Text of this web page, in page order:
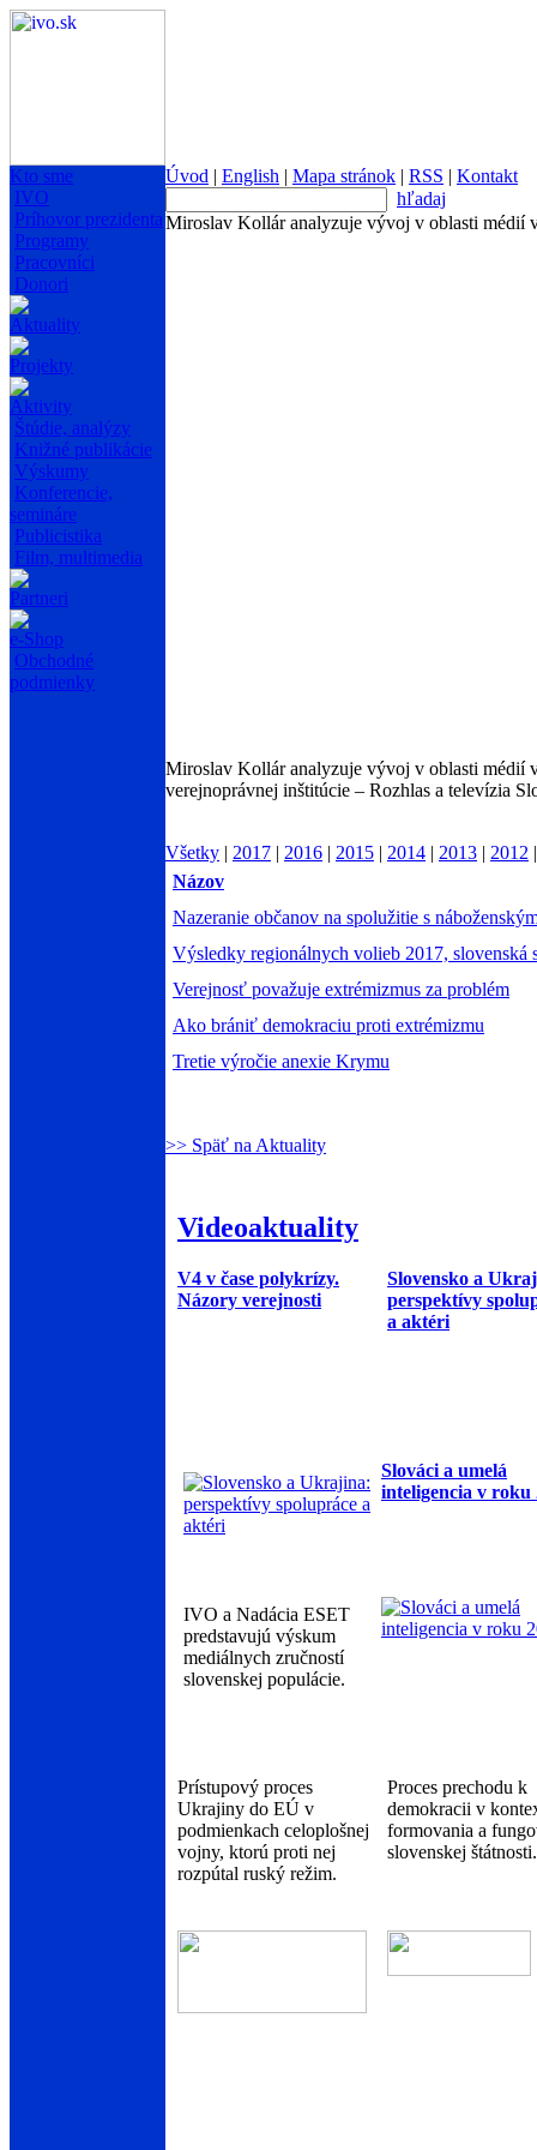
Kto sme
IVO
Príhovor prezidenta
Programy
Pracovníci
Donori
Aktuality
Projekty
Aktivity
Štúdie, analýzy
Knižné publikácie
Výskumy
Konferencie,
semináre
Publicistika
Film, multimedia
Partneri
e-Shop
Obchodné
podmienky
Úvod | English | Mapa stránok | RSS | Kontakt
hľadaj
Miroslav Kollár analyzuje vývoj v oblasti médií
Miroslav Kollár analyzuje vývoj v oblasti médií
verejnoprávnej inštitúcie – Rozhlas a televízia
Všetky | 2017 | 2016 | 2015 | 2014 | 2013 | 2012
Názov
Nazeranie občanov na spolužitie s
Výsledky regionálnych volieb 2017, slovenská
Verejnosť považuje extrémizmus za problém
Ako brániť demokraciu proti extrémizmu
Tretie výročie anexie Krymu
>> Späť na Aktuality
Videoaktuality
V4 v čase polykrízy.
Názory verejnosti
Slovensko a
perspektívy
a aktéri
Slováci a umelá
inteligencia v roku
IVO a Nadácia ESET
predstavujú výskum
mediálnych zručností
slovenskej populácie.
Prístupový proces
Ukrajiny do EÚ v
podmienkach celoplošnej
vojny, ktorú proti nej
rozpútal ruský režim.
Proces prechodu k
demokracii v
formovania a
slovenskej štátnosti.